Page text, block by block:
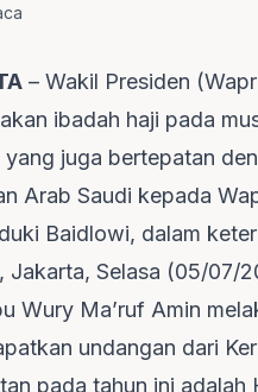
– Wakil Presiden
ibadah haji pada
juga bertepatan
Arab Saudi kepada
Baidlowi, dalam
Jakarta, Selasa (05/07/
Wury Ma’ruf Amin
undangan dari
pada tahun ini